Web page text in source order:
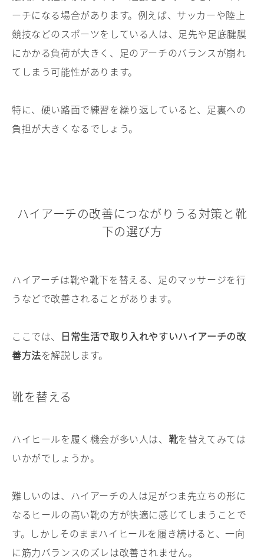
ーチになる場合があります。例えば、サッカーや陸上
競技などのスポーツをしている人は、足先や足底腱膜
にかかる負荷が大きく、足のアーチのバランスが崩れ
てしまう可能性があります。
特に、硬い路面で練習を繰り返していると、足裏への
負担が大きくなるでしょう。
ハイアーチの改善につながりうる対策と靴
下の選び方
ハイアーチは靴や靴下を替える、足のマッサージを行
うなどで改善されることがあります。
ここでは、
日常生活で取り入れやすいハイアーチの改
善方法を解説します。
靴を替える
ハイヒールを履く機会が多い人は、 靴を替えてみては
いかがでしょうか。
難しいのは、ハイアーチの人は足がつま先立ちの形に
なるヒールの高い靴の方が快適に感じてしまうことで
す。しかしそのままハイヒールを履き続けると、一向
に筋力バランスのズレは改善されません。